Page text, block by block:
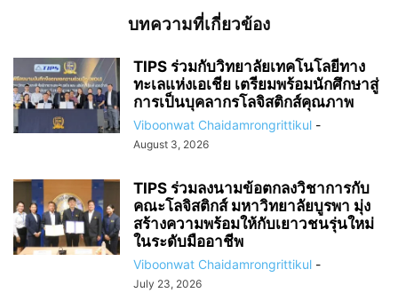
บทความที่เกี่ยวข้อง
TIPS ร่วมกับวิทยาลัยเทคโนโลยีทาง
ทะเลแห่งเอเชีย เตรียมพร้อมนักศึกษาสู่
การเป็นบุคลากรโลจิสติกส์คุณภาพ
Viboonwat Chaidamrongrittikul -
August 3, 2026
TIPS ร่วมลงนามข้อตกลงวิชาการกับ
คณะโลจิสติกส์ มหาวิทยาลัยบูรพา มุ่ง
สร้างความพร้อมให้กับเยาวชนรุ่นใหม่
ในระดับมืออาชีพ
Viboonwat Chaidamrongrittikul -
July 23, 2026